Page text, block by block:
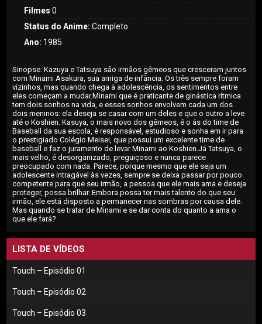
Filmes 0
Status do Anime: Completo
Ano: 1985
Sinopse: Kazuya e Tatsuya são irmãos gêmeos que cresceram juntos
com Minami Asakura, sua amiga de infância. Os três sempre foram
vizinhos, mas quando chega à adolescência, os sentimentos entre
eles começam a mudar.Minami que é praticante de ginástica rítmica
tem dois sonhos na vida, e esses sonhos envolvem cada um dos
dois meninos: ela deseja se casar com um deles e que o outro a leve
até o Koshien. Kasuya, o mais novo dos gêmeos, é o ás do time de
Baseball da sua escola, é responsável, estudioso e sonha em ir para
o prestigiado Colégio Meisei, que possui um excelente time de
baseball e faz o juramento de levar Minami ao Koshien.Já Tatsuya, o
mais velho, é desorganizado, preguiçoso e nunca parece
preocupado com nada. Parece, porque mesmo que ele seja um
adolescente intragável às vezes, sempre se deixa passar por pouco
competente para que seu irmão, a pessoa que ele mais ama e deseja
proteger, possa brilhar. Embora possa ter mais talento do que seu
irmão, ele está disposto a permanecer nas sombras por causa dele.
Mas quando se tratar de Minami e se dar conta do quanto a ama o
que ele fará?
LISTA DE VÍDEOS
Touch – Episódio 01
Touch – Episódio 02
Touch – Episódio 03